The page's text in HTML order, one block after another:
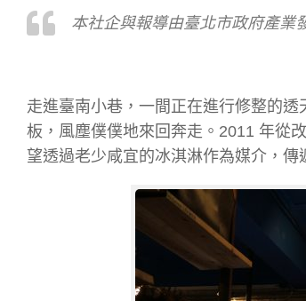
本社企與報導由臺北市政府產業
走進臺南小巷，一間正在進行修整的
板，風塵僕僕地來回奔走。2011 年從
望透過老少咸宜的冰淇淋作為媒介，